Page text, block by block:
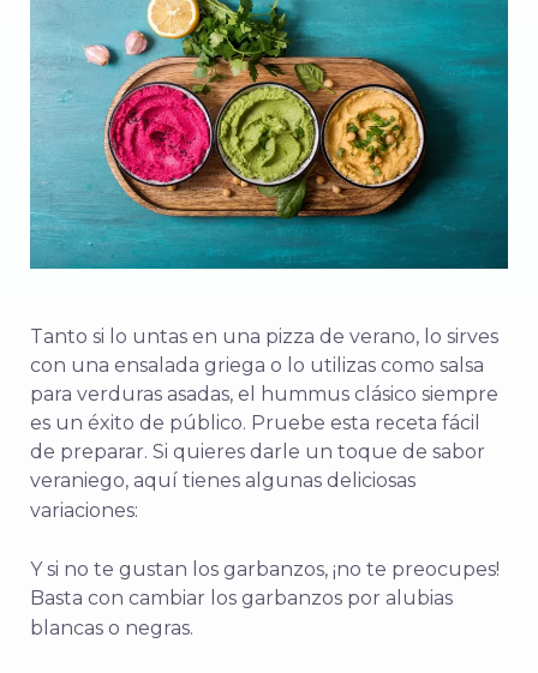
Tanto si lo untas en una pizza de verano, lo sirves
con una ensalada griega o lo utilizas como salsa
para verduras asadas, el hummus clásico siempre
es un éxito de público. Pruebe esta receta fácil
de preparar. Si quieres darle un toque de sabor
veraniego, aquí tienes algunas deliciosas
variaciones:
Y si no te gustan los garbanzos, ¡no te preocupes!
Basta con cambiar los garbanzos por alubias
blancas o negras.